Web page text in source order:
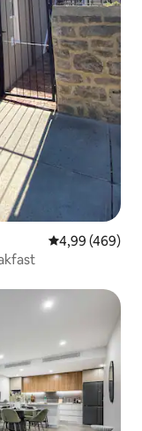
Gemiddelde
4,99 (469)